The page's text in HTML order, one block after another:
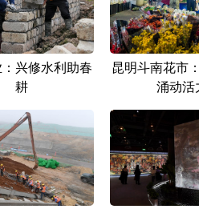
兴修水利助春
耕
昆明斗南花市
涌动活